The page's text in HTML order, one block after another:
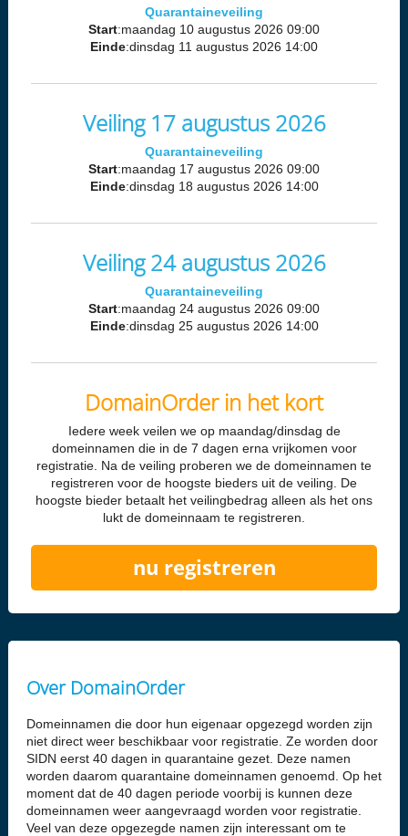
Quarantaineveiling
Start:maandag 10 augustus 2026 09:00
Einde:dinsdag 11 augustus 2026 14:00
Veiling 17 augustus 2026
Quarantaineveiling
Start:maandag 17 augustus 2026 09:00
Einde:dinsdag 18 augustus 2026 14:00
Veiling 24 augustus 2026
Quarantaineveiling
Start:maandag 24 augustus 2026 09:00
Einde:dinsdag 25 augustus 2026 14:00
DomainOrder in het kort
Iedere week veilen we op maandag/dinsdag de
domeinnamen die in de 7 dagen erna vrijkomen voor
registratie. Na de veiling proberen we de domeinnamen te
registreren voor de hoogste bieders uit de veiling. De
hoogste bieder betaalt het veilingbedrag alleen als het ons
lukt de domeinnaam te registreren.
nu registreren
Over DomainOrder
Domeinnamen die door hun eigenaar opgezegd worden zijn
niet direct weer beschikbaar voor registratie. Ze worden door
SIDN eerst 40 dagen in quarantaine gezet. Deze namen
worden daarom quarantaine domeinnamen genoemd. Op het
moment dat de 40 dagen periode voorbij is kunnen deze
domeinnamen weer aangevraagd worden voor registratie.
Veel van deze opgezegde namen zijn interessant om te